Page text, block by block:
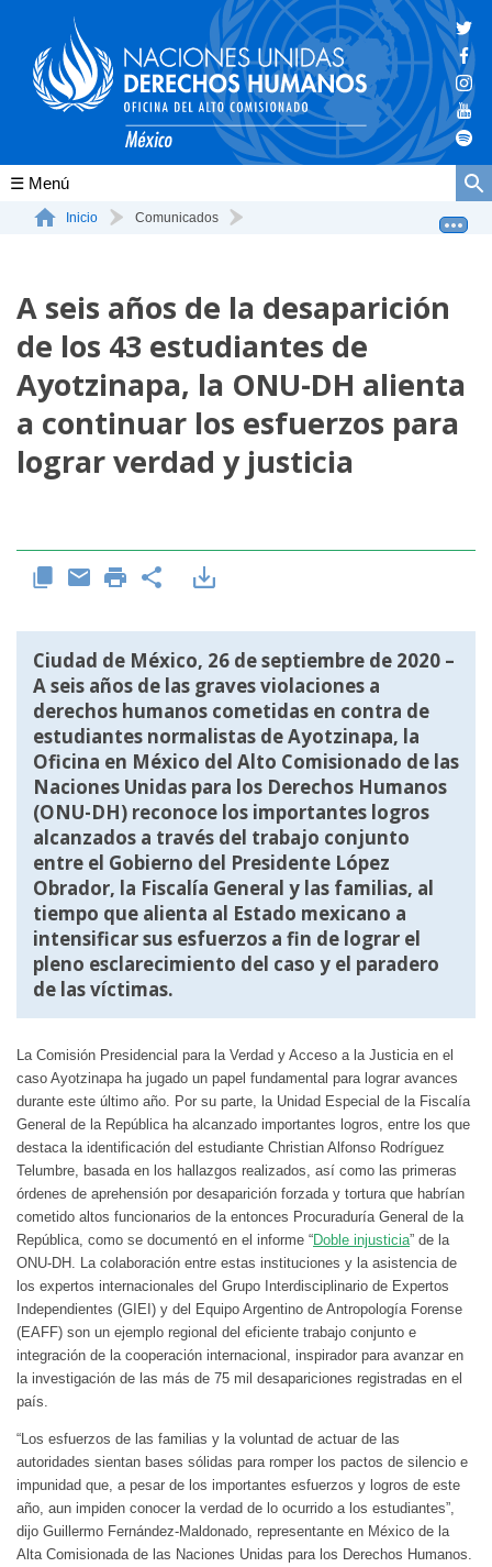
Conócenos
La ONU-DH en México
Vacantes ONU-DH México
ONU-DH en el tiempo
Inicio Comunicados
A seis años de la desaparición
de los 43 estudiantes de
Ayotzinapa, la ONU-DH alienta
a continuar los esfuerzos para
lograr verdad y justicia
Ciudad de México, 26 de septiembre de 2020 –
A seis años de las graves violaciones a
derechos humanos cometidas en contra de
estudiantes normalistas de Ayotzinapa, la
Oficina en México del Alto Comisionado de las
Naciones Unidas para los Derechos Humanos
(ONU-DH) reconoce los importantes logros
alcanzados a través del trabajo conjunto
entre el Gobierno del Presidente López
Obrador, la Fiscalía General y las familias, al
tiempo que alienta al Estado mexicano a
intensificar sus esfuerzos a fin de lograr el
pleno esclarecimiento del caso y el paradero
de las víctimas.
La Comisión Presidencial para la Verdad y Acceso a la Justicia en el
caso Ayotzinapa ha jugado un papel fundamental para lograr avances
durante este último año. Por su parte, la Unidad Especial de la Fiscalía
General de la República ha alcanzado importantes logros, entre los que
destaca la identificación del estudiante Christian Alfonso Rodríguez
Telumbre, basada en los hallazgos realizados, así como las primeras
órdenes de aprehensión por desaparición forzada y tortura que habrían
cometido altos funcionarios de la entonces Procuraduría General de la
República, como se documentó en el informe “Doble injusticia” de la
ONU-DH. La colaboración entre estas instituciones y la asistencia de
los expertos internacionales del Grupo Interdisciplinario de Expertos
Independientes (GIEI) y del Equipo Argentino de Antropología Forense
(EAFF) son un ejemplo regional del eficiente trabajo conjunto e
integración de la cooperación internacional, inspirador para avanzar en
la investigación de las más de 75 mil desapariciones registradas en el
país.
“Los esfuerzos de las familias y la voluntad de actuar de las
autoridades sientan bases sólidas para romper los pactos de silencio e
impunidad que, a pesar de los importantes esfuerzos y logros de este
año, aun impiden conocer la verdad de lo ocurrido a los estudiantes”,
dijo Guillermo Fernández-Maldonado, representante en México de la
Alta Comisionada de las Naciones Unidas para los Derechos Humanos.